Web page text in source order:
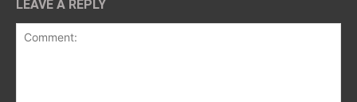
LEAVE A REPLY